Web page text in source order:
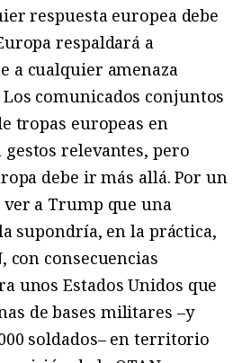
respuesta europea debe
respaldará a
a cualquier amenaza
comunicados conjuntos
tropas europeas en
relevantes, pero
debe ir más allá. Por un
ver a Trump que una
supondría, en la práctica,
con consecuencias
unos Estados Unidos que
de bases militares –y
soldados– en territorio